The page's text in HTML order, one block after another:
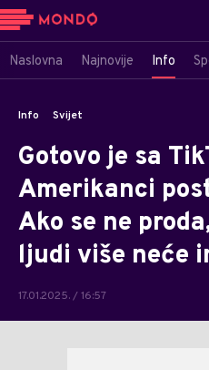
Naslovna Najnovije Info
Info Svijet
Gotovo je sa
Amerikanci
Ako se ne
ljudi više neće
17.01.2025. / 16:57